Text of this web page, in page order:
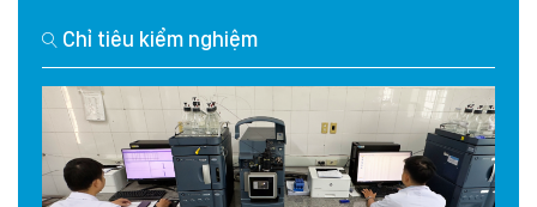
Chỉ tiêu kiểm nghiệm